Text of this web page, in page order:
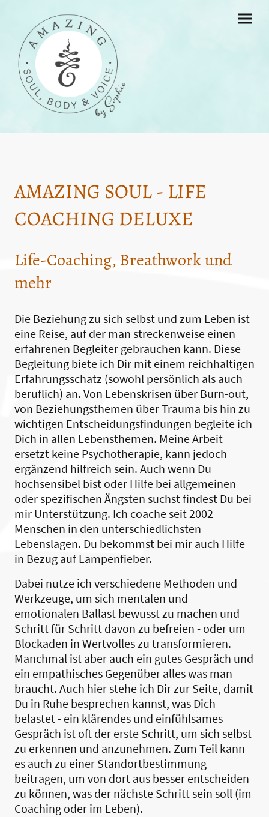
AMAZING SOUL - LIFE
COACHING DELUXE
Life-Coaching, Breathwork und
mehr
Die Beziehung zu sich selbst und zum Leben ist
eine Reise, auf der man streckenweise einen
erfahrenen Begleiter gebrauchen kann. Diese
Begleitung biete ich Dir mit einem reichhaltigen
Erfahrungsschatz (sowohl persönlich als auch
beruflich) an. Von Lebenskrisen über Burn-out,
von Beziehungsthemen über Trauma bis hin zu
wichtigen Entscheidungsfindungen begleite ich
Dich in allen Lebensthemen. Meine Arbeit
ersetzt keine Psychotherapie, kann jedoch
ergänzend hilfreich sein. Auch wenn Du
hochsensibel bist oder Hilfe bei allgemeinen
oder spezifischen Ängsten suchst findest Du bei
mir Unterstützung. Ich coache seit 2002
Menschen in den unterschiedlichsten
Lebenslagen. Du bekommst bei mir auch Hilfe
in Bezug auf Lampenfieber.
Dabei nutze ich verschiedene Methoden und
Werkzeuge, um sich mentalen und
emotionalen Ballast bewusst zu machen und
Schritt für Schritt davon zu befreien - oder um
Blockaden in Wertvolles zu transformieren.
Manchmal ist aber auch ein gutes Gespräch und
ein empathisches Gegenüber alles was man
braucht. Auch hier stehe ich Dir zur Seite, damit
Du in Ruhe besprechen kannst, was Dich
belastet - ein klärendes und einfühlsames
Gespräch ist oft der erste Schritt, um sich selbst
zu erkennen und anzunehmen. Zum Teil kann
es auch zu einer Standortbestimmung
beitragen, um von dort aus besser entscheiden
zu können, was der nächste Schritt sein soll (im
Coaching oder im Leben).